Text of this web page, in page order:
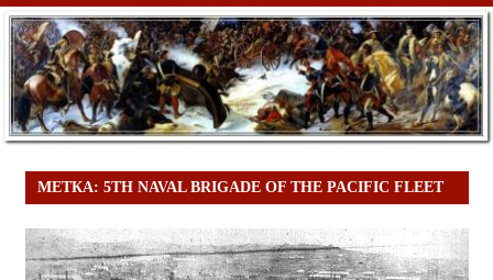
МЕТКА: 5TH NAVAL BRIGADE OF THE PACIFIC FLEET